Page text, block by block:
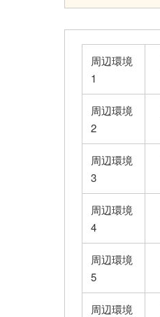
周辺環境
1
周辺環境
2
周辺環境
3
周辺環境
4
周辺環境
5
周辺環境